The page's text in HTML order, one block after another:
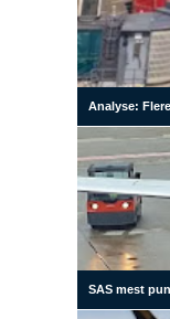
Analyse:
SAS mest